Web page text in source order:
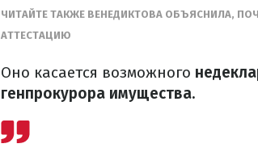
ЧИТАЙТЕ ТАКЖЕ ВЕНЕДИКТОВА ОБЪЯСНИЛА,
АТТЕСТАЦИЮ
Оно касается возможного
генпрокурора имущества.